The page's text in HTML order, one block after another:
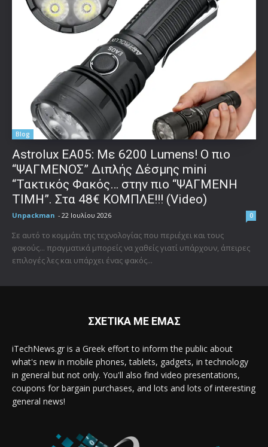
Blog
Astrolux ΕΑ05: Με 6200 Lumens! Ο πιο
“ΨΑΓΜΕΝΟΣ” Διπλής Δέσμης mini
“Τακτικός Φακός… στην πιο “ΨΑΓΜΕΝΗ
ΤΙΜΗ”. Στα 48€ ΚΟΜΠΛΕ!!! (Video)
Unpackman - 22 Ιουλίου 2026 0
Σε αυτό το κομμάτι της τεχνολογίας που περιέχει και τους
φακούς... πραγματικά μπορείς να χαθείς γιατί υπάρχουν, άπειρες
επιλογές λες και υπάρχει ένας φακός...
ΣΧΕΤΙΚΑ ΜΕ ΕΜΑΣ
iTechNews.gr is a Greek effort to inform the public about
what's new in mobile phones, tablets, gadgets, in technology
in general but not only. You'll also find video presentations,
coupons for bargain purchases, and lots and lots of interesting
general news!